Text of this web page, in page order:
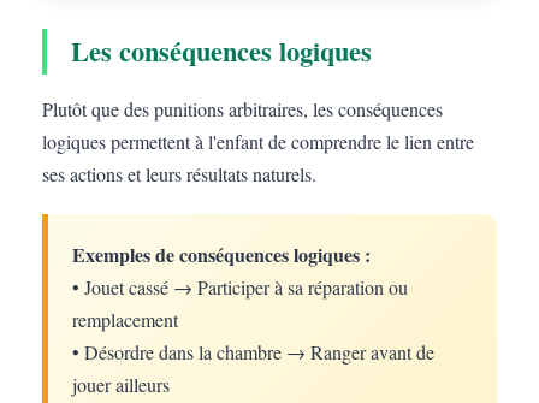
Les conséquences logiques
Plutôt que des punitions arbitraires, les conséquences
logiques permettent à l'enfant de comprendre le lien entre
ses actions et leurs résultats naturels.
Exemples de conséquences logiques :
• Jouet cassé → Participer à sa réparation ou
remplacement
• Désordre dans la chambre → Ranger avant de
jouer ailleurs